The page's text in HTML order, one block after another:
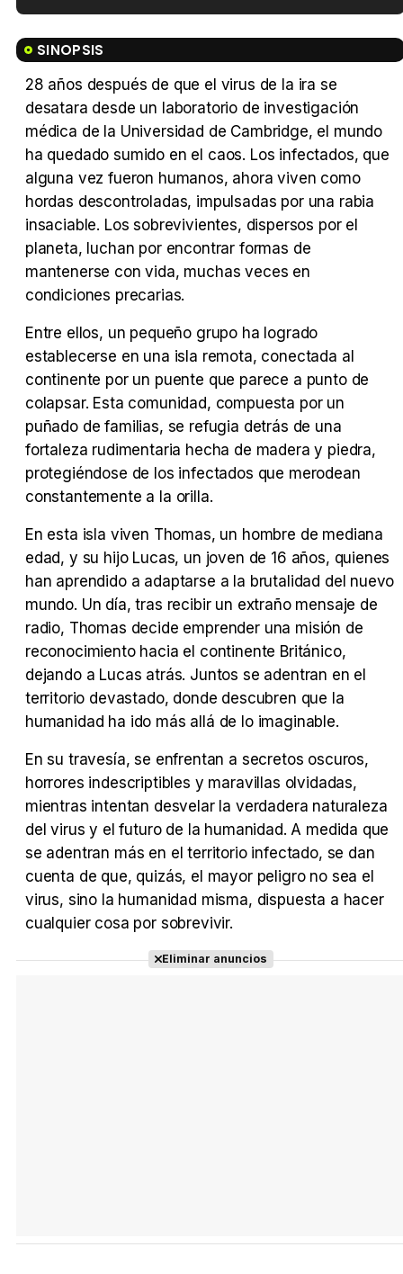
Tráiler 'Vida perra' (2026)
SINOPSIS
28 años después de que el virus de la ira se
desatara desde un laboratorio de investigación
médica de la Universidad de Cambridge, el mundo
ha quedado sumido en el caos. Los infectados, que
alguna vez fueron humanos, ahora viven como
hordas descontroladas, impulsadas por una rabia
insaciable. Los sobrevivientes, dispersos por el
planeta, luchan por encontrar formas de
mantenerse con vida, muchas veces en
condiciones precarias.
Entre ellos, un pequeño grupo ha logrado
establecerse en una isla remota, conectada al
continente por un puente que parece a punto de
colapsar. Esta comunidad, compuesta por un
puñado de familias, se refugia detrás de una
fortaleza rudimentaria hecha de madera y piedra,
protegiéndose de los infectados que merodean
constantemente a la orilla.
En esta isla viven Thomas, un hombre de mediana
edad, y su hijo Lucas, un joven de 16 años, quienes
han aprendido a adaptarse a la brutalidad del nuevo
mundo. Un día, tras recibir un extraño mensaje de
radio, Thomas decide emprender una misión de
reconocimiento hacia el continente Británico,
dejando a Lucas atrás. Juntos se adentran en el
territorio devastado, donde descubren que la
humanidad ha ido más allá de lo imaginable.
En su travesía, se enfrentan a secretos oscuros,
horrores indescriptibles y maravillas olvidadas,
mientras intentan desvelar la verdadera naturaleza
del virus y el futuro de la humanidad. A medida que
se adentran más en el territorio infectado, se dan
cuenta de que, quizás, el mayor peligro no sea el
virus, sino la humanidad misma, dispuesta a hacer
cualquier cosa por sobrevivir.
Eliminar anuncios